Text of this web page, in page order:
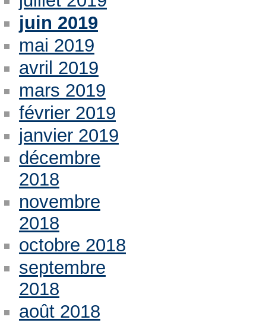
juin 2019
mai 2019
avril 2019
mars 2019
février 2019
janvier 2019
décembre
2018
novembre
2018
octobre 2018
septembre
2018
août 2018